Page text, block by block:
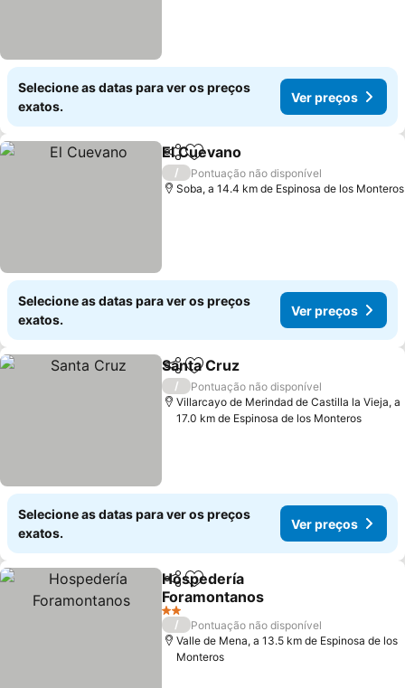
Selecione as datas para ver os preços
exatos.
Ver preços
PartilharAdicionar aos favoritos
El Cuevano
/
Pontuação não disponível
Soba, a 14.4 km de Espinosa de los Monteros
Selecione as datas para ver os preços
exatos.
Ver preços
PartilharAdicionar aos favoritos
Santa Cruz
/
Pontuação não disponível
Villarcayo de Merindad de Castilla la Vieja, a
17.0 km de Espinosa de los Monteros
Selecione as datas para ver os preços
exatos.
Ver preços
PartilharAdicionar aos favoritos
Hospedería
Foramontanos
Ver preços
2 Estrelas
/
Pontuação não disponível
Valle de Mena, a 13.5 km de Espinosa de los
Monteros